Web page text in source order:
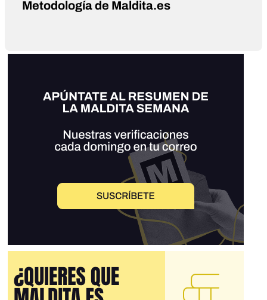
Metodología de Maldita.es